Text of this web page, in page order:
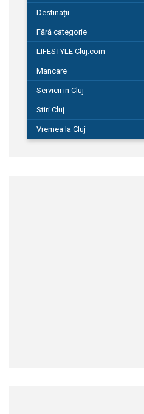
Destinații
Fără categorie
LIFESTYLE Cluj.com
Mancare
Servicii in Cluj
Stiri Cluj
Vremea la Cluj